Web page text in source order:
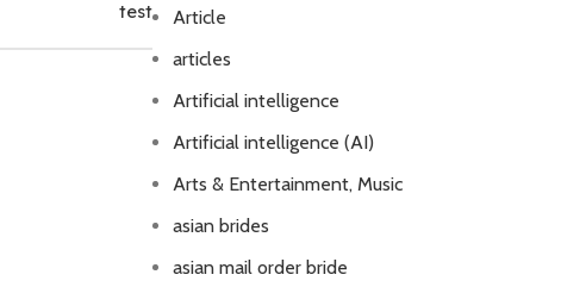
test
Article
articles
Artificial intelligence
Artificial intelligence (AI)
Arts & Entertainment, Music
asian brides
asian mail order bride